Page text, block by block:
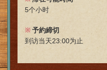
5个小时
予約締切
到访当天23:00为止